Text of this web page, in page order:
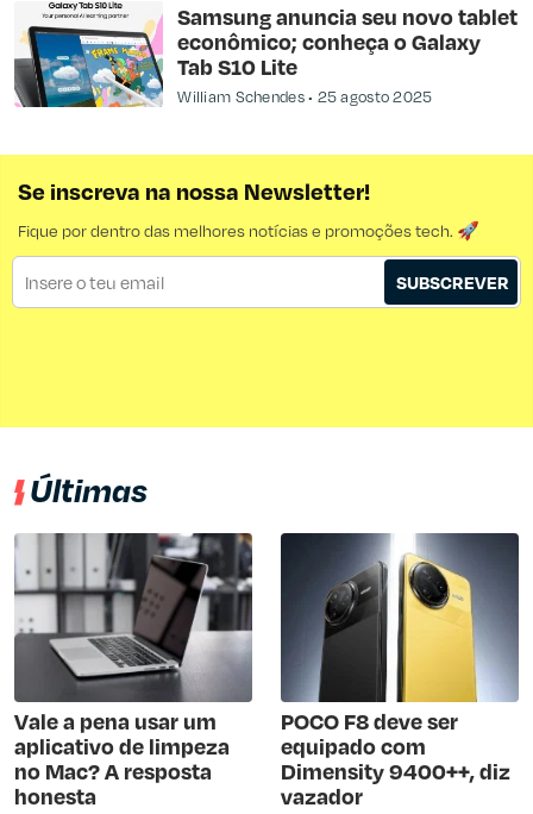
Samsung anuncia seu novo tablet
econômico; conheça o Galaxy
Tab S10 Lite
William Schendes 25 agosto 2025
Se inscreva na nossa Newsletter!
Fique por dentro das melhores notícias e promoções tech. 🚀
SUBSCREVER
Últimas
Vale a pena usar um
aplicativo de limpeza
no Mac? A resposta
honesta
POCO F8 deve ser
equipado com
Dimensity 9400++, diz
vazador